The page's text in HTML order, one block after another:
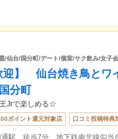
/仙台/国分町/デート/個室/サク飲み/女子
迎】 仙台焼き鳥とワ
分町
Jrで楽しめる☆
ポイント還元対象店 口コミ投稿特典
通駅 徒歩7分 地下鉄南北線勾